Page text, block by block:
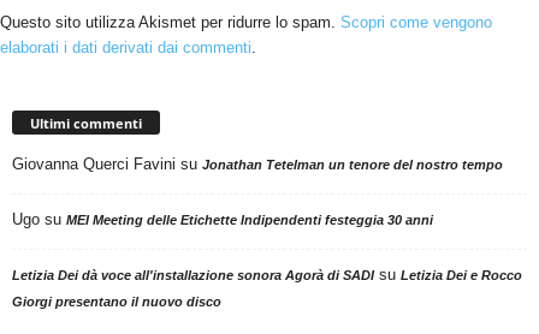
Questo sito utilizza Akismet per ridurre lo spam. Scopri come vengono
elaborati i dati derivati dai commenti.
Ultimi commenti
Giovanna Querci Favini su Jonathan Tetelman un tenore del nostro tempo
Ugo su MEI Meeting delle Etichette Indipendenti festeggia 30 anni
Letizia Dei dà voce all'installazione sonora Agorà di SADIsu Letizia Dei e Rocco
Giorgi presentano il nuovo disco